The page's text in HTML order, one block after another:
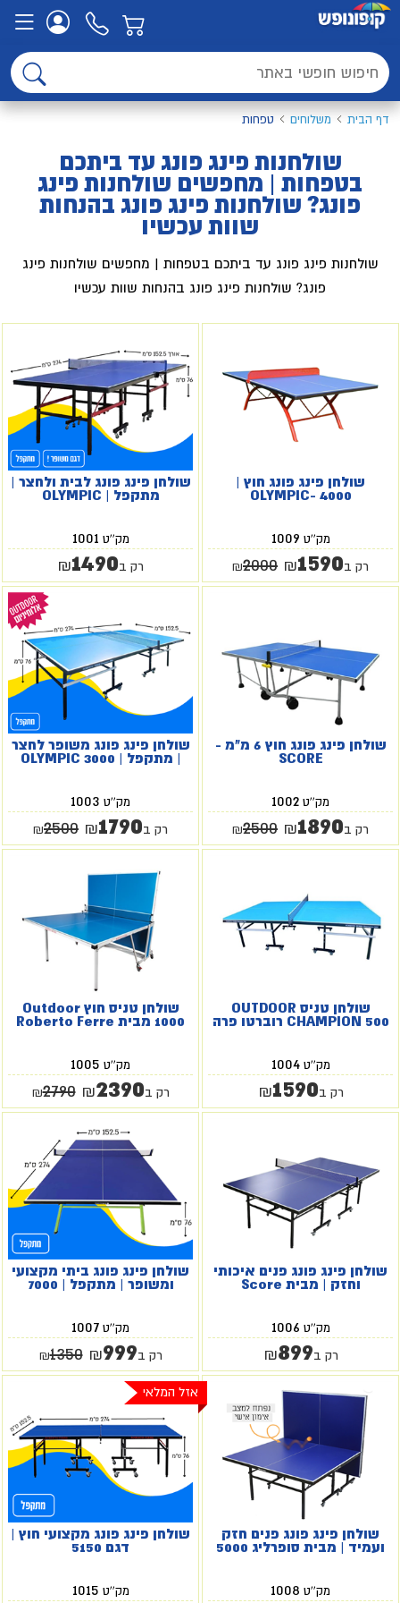
דף הבית משלוחים טפחות
שולחנות פינג פונג עד ביתכם
בטפחות | מחפשים שולחנות פינג
פונג? שולחנות פינג פונג בהנחות
שוות עכשיו
שולחנות פינג פונג עד ביתכם בטפחות | מחפשים שולחנות פינג
פונג? שולחנות פינג פונג בהנחות שוות עכשיו
שולחן פינג פונג חוץ |
OLYMPIC- 4000
מק''ט 1009
רק ב ₪1590
₪2000
שולחן פינג פונג לבית ולחצר |
מתקפל | OLYMPIC
מק''ט 1001
רק ב ₪1490
שולחן פינג פונג חוץ 6 מ"מ -
SCORE
מק''ט 1002
רק ב ₪1890
₪2500
שולחן פינג פונג משופר לחצר
| מתקפל | OLYMPIC 3000
מק''ט 1003
רק ב ₪1790
₪2500
שולחן טניס OUTDOOR
CHAMPION 500 רוברטו פרה
מק''ט1004
רק ב ₪1590
שולחן טניס חוץ Outdoor
1000 מבית Roberto Ferre
מק''ט 1005
רק ב ₪2390
₪2790
שולחן פינג פונג פנים איכותי
וחזק | מבית Score
מק''ט 1006
רק ב ₪899
שולחן פינג פונג ביתי מקצועי
ומשופר | מתקפל | 7000
מק''ט 1007
רק ב ₪999
₪1350
שולחן פינג פונג פנים חזק
ועמיד | מבית סופרליג 5000
מק''ט 1008
אזל המלאי
שולחן פינג פונג מקצועי חוץ |
דגם 5150
מק''ט 1015